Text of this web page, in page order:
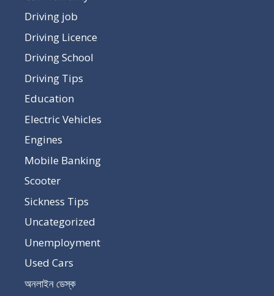
Driving job
Driving Licence
Driving School
Driving Tips
Education
Electric Vehicles
Engines
Mobile Banking
Scooter
Sickness Tips
Uncategorized
Unemployment
Used Cars
অনলাইন ডেস্ক